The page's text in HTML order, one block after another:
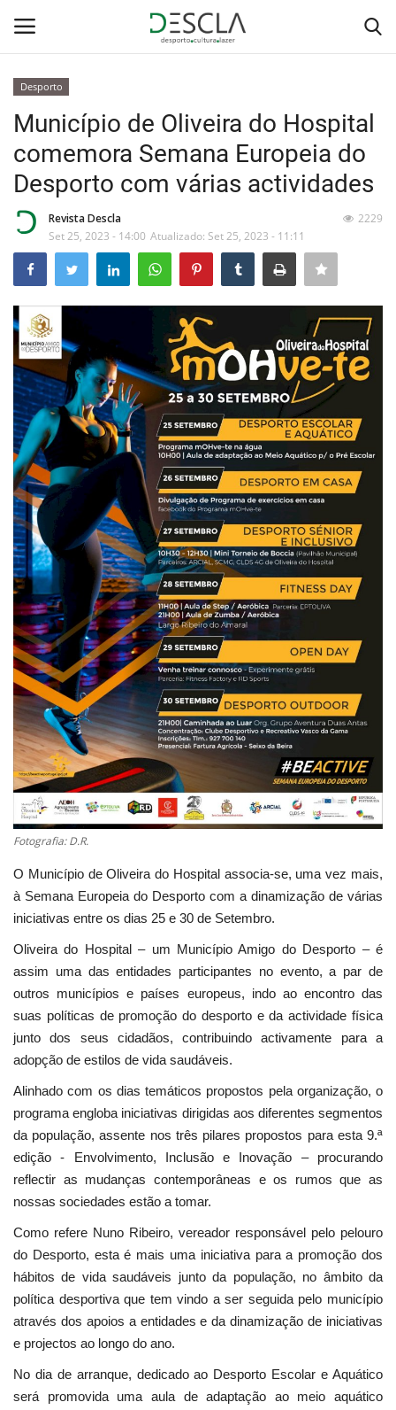
Home
...by Descla
Desporto
Sobre Nós
Educação
Estatuto Editorial
Saúde
Ficha técnica
Cultura
Lazer
Ambiente
Desporto
Município de Oliveira do Hospital
comemora Semana Europeia do
Desporto com várias actividades
Revista Descla
Set 25, 2023 - 14:00 Atualizado: Set 25, 2023 - 11:11
2229
Fotografia: D.R.
O Município de Oliveira do Hospital associa-se, uma vez mais,
à Semana Europeia do Desporto com a dinamização de várias
iniciativas entre os dias 25 e 30 de Setembro.
Oliveira do Hospital – um Município Amigo do Desporto – é
assim uma das entidades participantes no evento, a par de
outros municípios e países europeus, indo ao encontro das
suas políticas de promoção do desporto e da actividade física
junto dos seus cidadãos, contribuindo activamente para a
adopção de estilos de vida saudáveis.
Alinhado com os dias temáticos propostos pela organização, o
programa engloba iniciativas dirigidas aos diferentes segmentos
da população, assente nos três pilares propostos para esta 9.ª
edição - Envolvimento, Inclusão e Inovação – procurando
reflectir as mudanças contemporâneas e os rumos que as
nossas sociedades estão a tomar.
Como refere Nuno Ribeiro, vereador responsável pelo pelouro
do Desporto, esta é mais uma iniciativa para a promoção dos
hábitos de vida saudáveis junto da população, no âmbito da
política desportiva que tem vindo a ser seguida pelo município
através dos apoios a entidades e da dinamização de iniciativas
e projectos ao longo do ano.
No dia de arranque, dedicado ao Desporto Escolar e Aquático
será promovida uma aula de adaptação ao meio aquático